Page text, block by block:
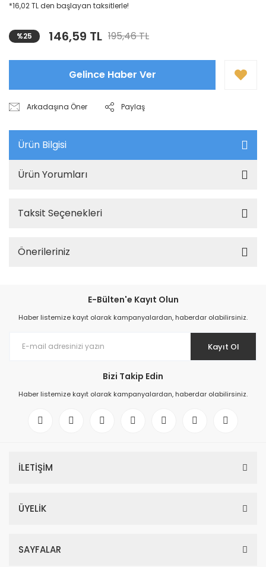
*16,02 TL den başlayan taksitlerle!
%25 146,59 TL 195,46 TL
Gelince Haber Ver
Arkadaşına Öner Paylaş
Ürün Bilgisi
Ürün Yorumları
Taksit Seçenekleri
Önerileriniz
E-Bülten'e Kayıt Olun
Haber listemize kayıt olarak kampanyalardan, haberdar olabilirsiniz.
Kayıt Ol
Bizi Takip Edin
Haber listemize kayıt olarak kampanyalardan, haberdar olabilirsiniz.
İLETİŞİM
ÜYELİK
SAYFALAR